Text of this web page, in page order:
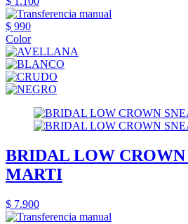
$ 990
Color
BRIDAL LOW
MARTI
$ 7.900